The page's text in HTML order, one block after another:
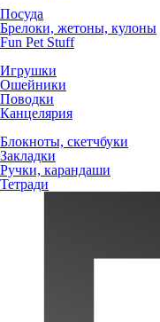
Посуда
Брелоки, жетоны, кулоны
Fun Pet Stuff
Игрушки
Ошейники
Поводки
Канцелярия
Блокноты, скетчбуки
Закладки
Ручки, карандаши
Тетради